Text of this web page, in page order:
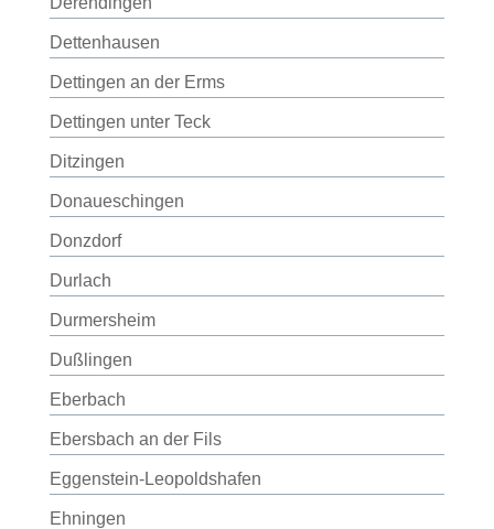
Dettenhausen
Dettingen an der Erms
Dettingen unter Teck
Ditzingen
Donaueschingen
Donzdorf
Durlach
Durmersheim
Dußlingen
Eberbach
Ebersbach an der Fils
Eggenstein-Leopoldshafen
Ehningen